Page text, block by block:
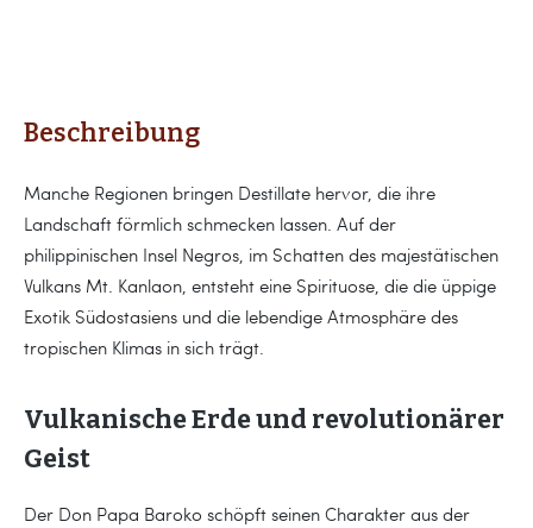
Beschreibung
Manche Regionen bringen Destillate hervor, die ihre
Landschaft förmlich schmecken lassen. Auf der
philippinischen Insel Negros, im Schatten des majestätischen
Vulkans Mt. Kanlaon, entsteht eine Spirituose, die die üppige
Exotik Südostasiens und die lebendige Atmosphäre des
tropischen Klimas in sich trägt.
Vulkanische Erde und revolutionärer
Geist
Der Don Papa Baroko schöpft seinen Charakter aus der